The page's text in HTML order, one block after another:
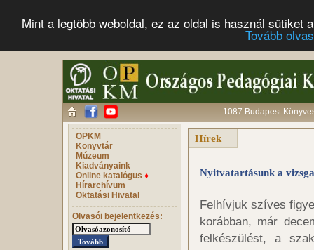
Mint a legtöbb weboldal, ez az oldal is használ sütiket
Tovább
1087 Budapest
OPKM
Könyvtár
Múzeum
Kiadványaink
Online katalógus ♦
Hírarchívum
Oktatási Hivatal
Olvasói bejelentkezés:
Hírek
Nyitvatartásunk a
Felhívjuk szíves
korábban, már
felkészülést, a